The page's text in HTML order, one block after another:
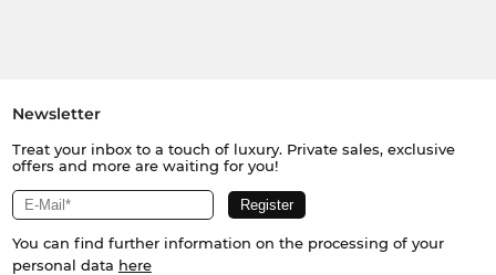
Newsletter
Treat your inbox to a touch of luxury. Private sales, exclusive
offers and more are waiting for you!
You can find further information on the processing of your
personal data here